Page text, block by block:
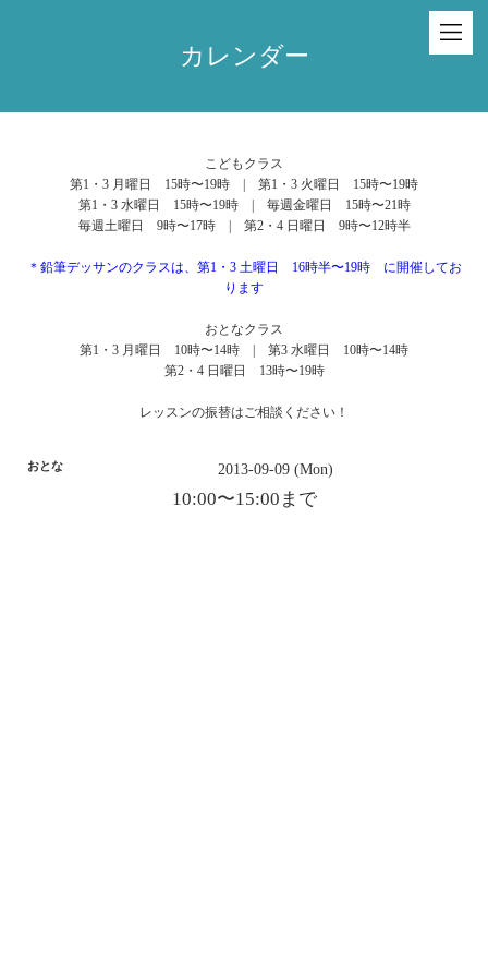
カレンダー
こどもクラス
第1・3 月曜日 15時〜19時 | 第1・3 火曜日 15時〜19時
第1・3 水曜日 15時〜19時 | 毎週金曜日 15時〜21時
毎週土曜日 9時〜17時 | 第2・4 日曜日 9時〜12時半
＊鉛筆デッサンのクラスは、第1・3 土曜日 16時半〜19時 に開催してお
ります
おとなクラス
第1・3 月曜日 10時〜14時 | 第3 水曜日 10時〜14時
第2・4 日曜日 13時〜19時
レッスンの振替はご相談ください！
おとな 2013-09-09 (Mon)
10:00〜15:00まで